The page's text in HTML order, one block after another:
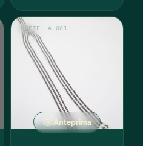
Anteprima
BRETELLA 001